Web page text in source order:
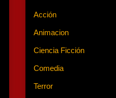
Acción
Animacion
Ciencia Ficción
Comedia
Terror